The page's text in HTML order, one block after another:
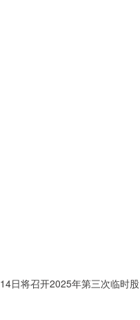
日将召开2025年第三次临时股